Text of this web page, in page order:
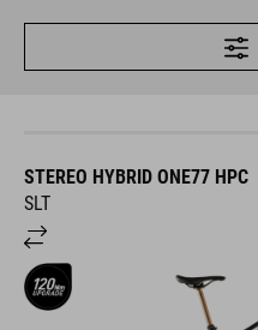
STEREO HYBRID ONE77 HPC
SLT